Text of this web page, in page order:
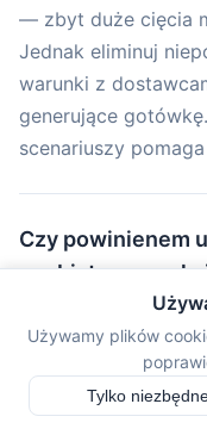
— zbyt duże cięcia
Jednak eliminuj
warunki z
generujące
scenariuszy
Czy powinienem
osobistego czy
Używaj tego
cash flow, a nie
do budżetowania
freelancera i
Używamy plików
Tylko